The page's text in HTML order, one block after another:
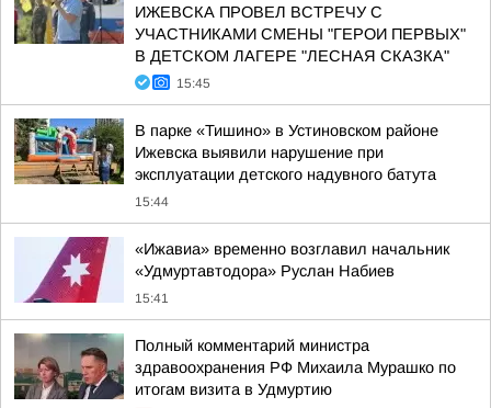
ИЖЕВСКА ПРОВЕЛ ВСТРЕЧУ С
УЧАСТНИКАМИ СМЕНЫ "ГЕРОИ ПЕРВЫХ"
В ДЕТСКОМ ЛАГЕРЕ "ЛЕСНАЯ СКАЗКА"
15:45
В парке «Тишино» в Устиновском районе
Ижевска выявили нарушение при
эксплуатации детского надувного батута
15:44
«Ижавиа» временно возглавил начальник
«Удмуртавтодора» Руслан Набиев
15:41
Полный комментарий министра
здравоохранения РФ Михаила Мурашко по
итогам визита в Удмуртию